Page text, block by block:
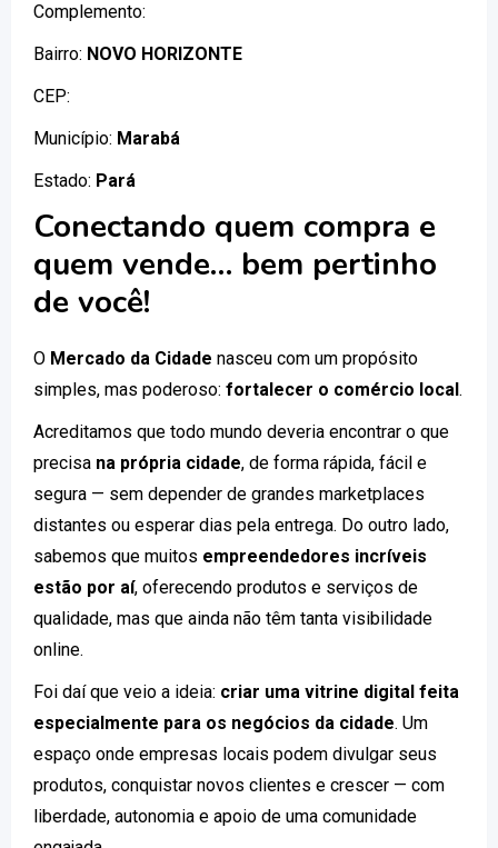
Complemento:
Bairro: NOVO HORIZONTE
CEP:
Município: Marabá
Estado: Pará
Conectando quem compra e
quem vende… bem pertinho
de você!
O Mercado da Cidade nasceu com um propósito
simples, mas poderoso: fortalecer o comércio local.
Acreditamos que todo mundo deveria encontrar o que
precisa na própria cidade, de forma rápida, fácil e
segura — sem depender de grandes marketplaces
distantes ou esperar dias pela entrega. Do outro lado,
sabemos que muitos empreendedores incríveis
estão por aí, oferecendo produtos e serviços de
qualidade, mas que ainda não têm tanta visibilidade
online.
Foi daí que veio a ideia: criar uma vitrine digital feita
especialmente para os negócios da cidade. Um
espaço onde empresas locais podem divulgar seus
produtos, conquistar novos clientes e crescer — com
liberdade, autonomia e apoio de uma comunidade